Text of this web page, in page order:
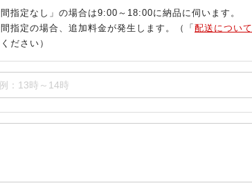
指定なし」の場合は9:00～18:00に納品に伺います。
指定の場合、追加料金が発生します。（「 配送について
ださい）